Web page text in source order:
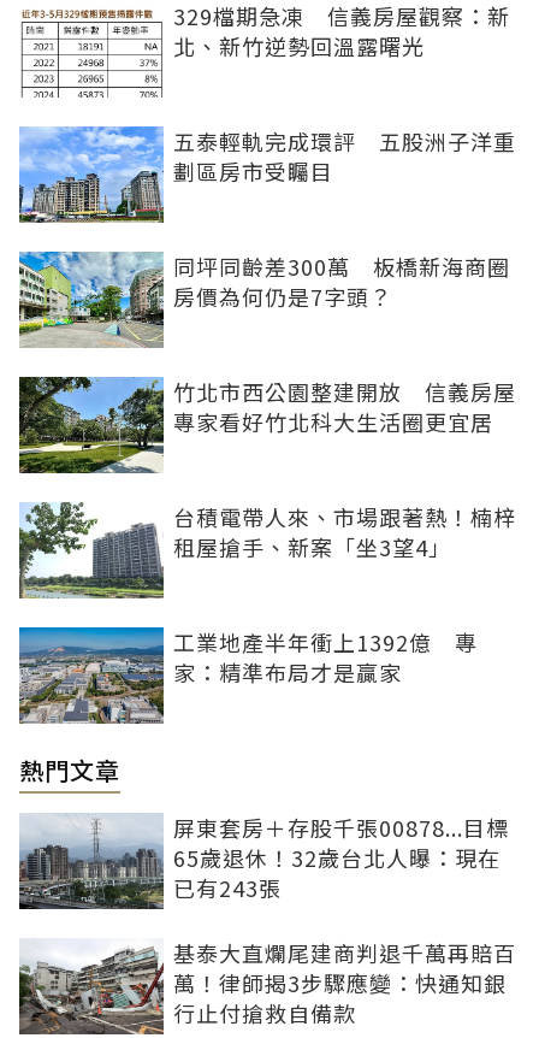
329檔期急凍 信義房屋觀察：新
北、新竹逆勢回溫露曙光
五泰輕軌完成環評 五股洲子洋重
劃區房市受矚目
同坪同齡差300萬 板橋新海商圈
房價為何仍是7字頭？
竹北市西公園整建開放 信義房屋
專家看好竹北科大生活圈更宜居
台積電帶人來、市場跟著熱！楠梓
租屋搶手、新案「坐3望4」
工業地產半年衝上1392億 專
家：精準布局才是贏家
熱門文章
屏東套房＋存股千張00878...目標
65歲退休！32歲台北人曝：現在
已有243張
基泰大直爛尾建商判退千萬再賠百
萬！律師揭3步驟應變：快通知銀
行止付搶救自備款